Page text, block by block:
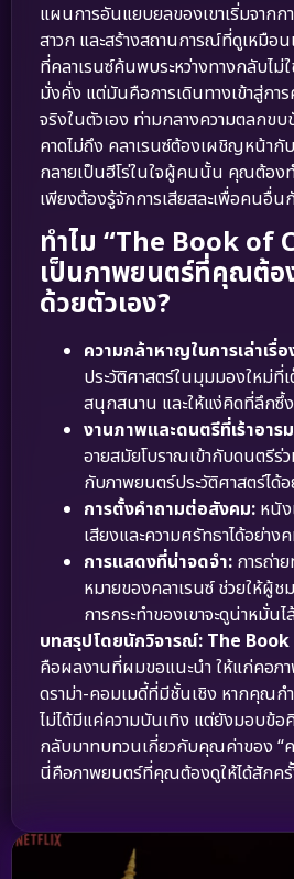
แผนการอันแยบยลของเขาเริ่มจากก
สาวก และสร้างสถานการณ์ที่ดูเหมือน
ที่คลาเรนซ์ค้นพบระหว่างทางกลับไม่
มั่งคั่ง แต่มันคือการเดินทางเข้าสู่ก
จริงในตัวเอง ท่ามกลางความตลกข
คาดไม่ถึง คลาเรนซ์ต้องเผชิญหน้ากั
กลายเป็นฮีโร่ในใจผู้คนนั้น คุณต้อง
เพียงต้องรู้จักการเสียสละเพื่อคนอื่
ทำไม “The Book of
เป็นภาพยนตร์ที่คุณต้อ
ด้วยตัวเอง?
ความกล้าหาญในการเล่าเรื่อ
ประวัติศาสตร์ในมุมมองใหม่ที่
สนุกสนาน และให้แง่คิดที่ลึกซึ้ง
งานภาพและดนตรีที่เร้าอา
อายสมัยโบราณเข้ากับดนตรีร่
กับภาพยนตร์ประวัติศาสตร์ได้
การตั้งคำถามต่อสังคม: หนัง
เสียงและความศรัทธาได้อย่าง
การแสดงที่น่าจดจำ: การถ่า
หมายของคลาเรนซ์ ช่วยให้ผู้ช
การกระทำของเขาจะดูน่าหมั่น
บทสรุปโดยนักวิจารณ์: The
คือผลงานที่ผมขอแนะนำ ให้แก่คอภ
ดราม่า-คอมเมดี้ที่มีชั้นเชิง หากคุณก
ไม่ได้มีแค่ความบันเทิง แต่ยังมอบข้อ
กลับมาทบทวนเกี่ยวกับคุณค่าของ “ค
นี่คือภาพยนตร์ที่คุณต้องดูให้ได้สักค